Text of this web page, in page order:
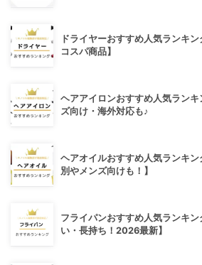
ドライヤーおすすめ人気ランキ
コスパ商品】
ヘアアイロンおすすめ人気ラン
ズ向け・海外対応も♪
ヘアオイルおすすめ人気ランキ
別やメンズ向けも！】
フライパンおすすめ人気ランキ
い・長持ち！2026最新】